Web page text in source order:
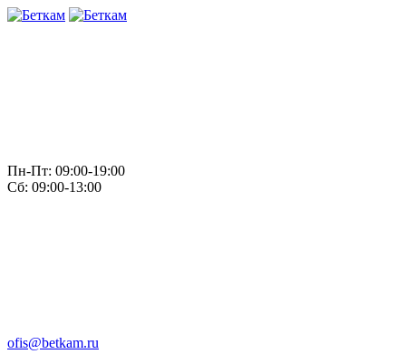
Пн-Пт: 09:00-19:00
Сб: 09:00-13:00
ofis@betkam.ru